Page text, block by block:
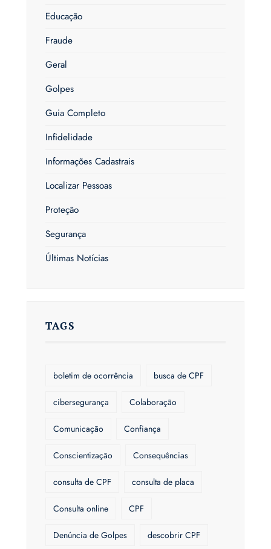
Educação
Fraude
Geral
Golpes
Guia Completo
Infidelidade
Informações Cadastrais
Localizar Pessoas
Proteção
Segurança
Últimas Notícias
TAGS
boletim de ocorrência busca de CPF
cibersegurança Colaboração
Comunicação Confiança
Conscientização Consequências
consulta de CPF consulta de placa
Consulta online CPF
Denúncia de Golpes descobrir CPF